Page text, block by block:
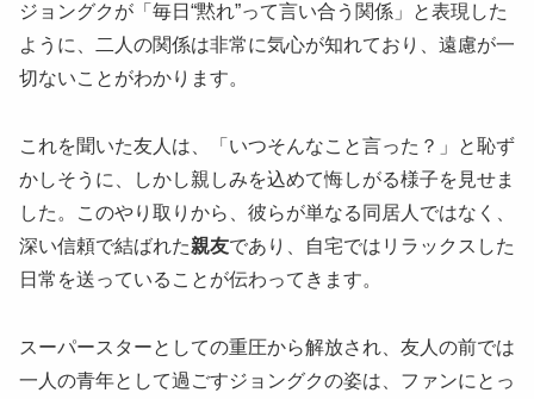
ジョングクが「毎日“黙れ”って言い合う関係」と表現した
ように、二人の関係は非常に気心が知れており、遠慮が一
切ないことがわかります。
これを聞いた友人は、「いつそんなこと言った？」と恥ず
かしそうに、しかし親しみを込めて悔しがる様子を見せま
した。このやり取りから、彼らが単なる同居人ではなく、
深い信頼で結ばれた親友であり、自宅ではリラックスした
日常を送っていることが伝わってきます。
スーパースターとしての重圧から解放され、友人の前では
一人の青年として過ごすジョングクの姿は、ファンにとっ